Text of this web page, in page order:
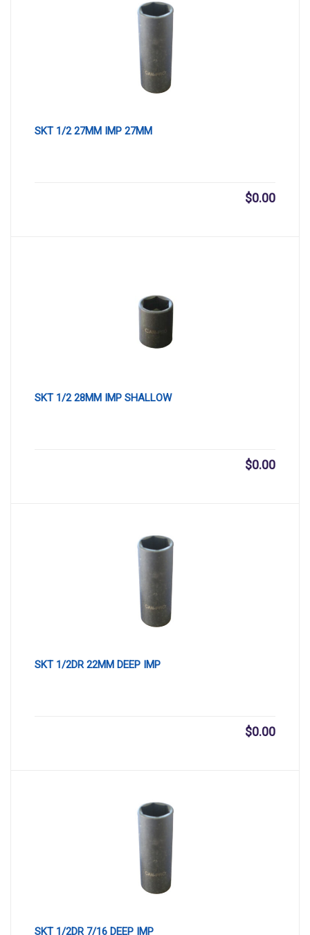
SKT 1/2 27MM IMP 27MM
$0.00
SKT 1/2 28MM IMP SHALLOW
$0.00
SKT 1/2DR 22MM DEEP IMP
$0.00
SKT 1/2DR 7/16 DEEP IMP